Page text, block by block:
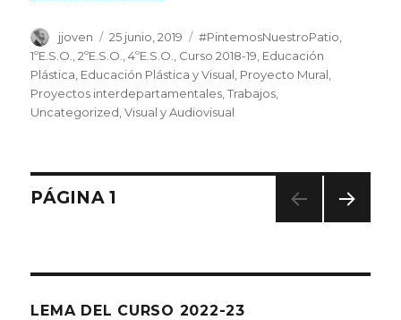
Autor
jjoven
Publicado
el
25 junio, 2019 Categorías
#PintemosNuestroPatio
1ºE.S.O.
,2ºE.S.O. ,4ºE.S.O. Curso 2018-19 Educación
Plástica Educación Plástica y Visual Proyecto Mural
Proyectos interdepartamentales ,Trabajos
Uncategorized ,Visual y Audiovisual
Navegación
entradas
PÁGINA1
NA
LEMA DEL CURSO 2022-23